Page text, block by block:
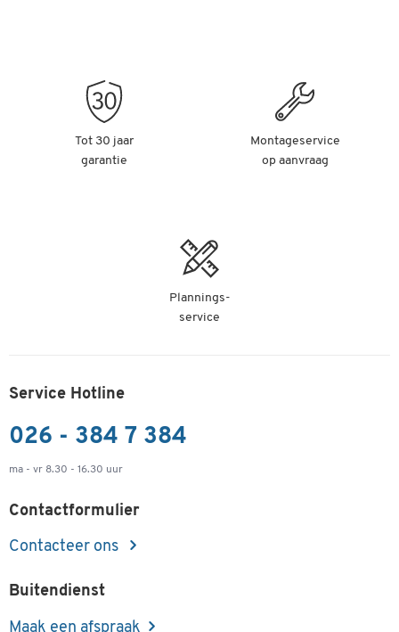
Tot 30 jaar
garantie
Montageservice
op aanvraag
Plannings-
service
Service Hotline
026 - 384 7 384
ma - vr 8.30 - 16.30 uur
Contactformulier
Contacteer ons
Buitendienst
Maak een afspraak